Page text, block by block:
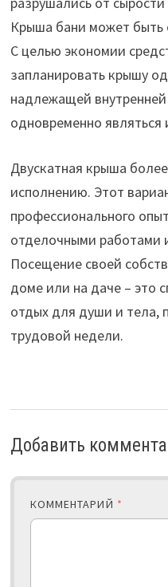
Крыша бани может быть
С целью экономии
запланировать крышу
надлежащей
одновременно
Двускатная крыша
исполнению. Этот
профессионального
отделочными работами
Посещение своей
доме или на даче – это
отдых для души и тела,
трудовой недели.
Добавить
КОММЕНТАРИЙ *